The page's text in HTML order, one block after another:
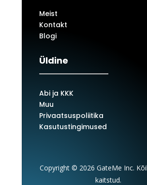
Meist
Kontakt
Blogi
Üldine
Abi ja KKK
Muu
Privaatsuspoliitika
Kasutustingimused
Copyright © 2026 GateMe Inc.
kaitstud.